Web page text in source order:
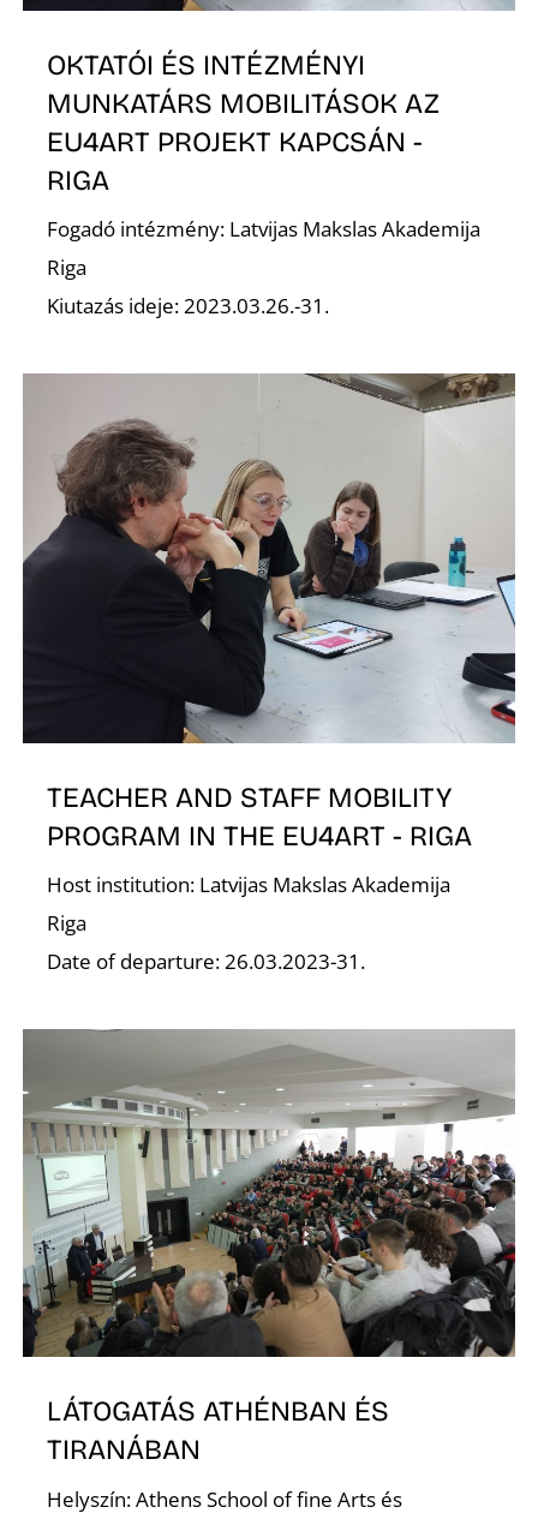
OKTATÓI ÉS INTÉZMÉNYI
MUNKATÁRS MOBILITÁSOK AZ
EU4ART PROJEKT KAPCSÁN -
RIGA
Fogadó intézmény: Latvijas Makslas Akademija
Riga
Kiutazás ideje: 2023.03.26.-31.
TEACHER AND STAFF MOBILITY
PROGRAM IN THE EU4ART - RIGA
Host institution: Latvijas Makslas Akademija
Riga
Date of departure: 26.03.2023-31.
LÁTOGATÁS ATHÉNBAN ÉS
TIRANÁBAN
Helyszín: Athens School of fine Arts és